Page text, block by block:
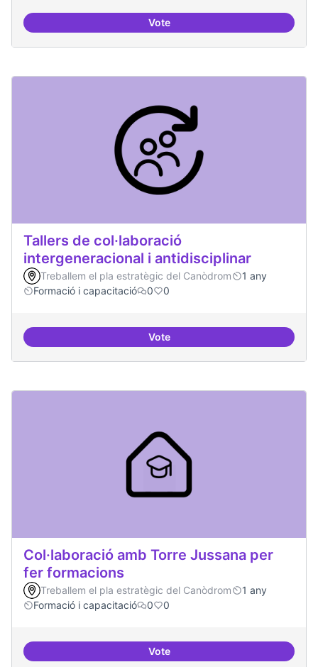
VoteConsolidar oferta antena
Tallers de col·laboració
intergeneracional i antidisciplinar
Treballem el pla estratègic del Canòdrom
1 any
Formació i capacitació
0 0
VoteTallers de col·laboració
Col·laboració amb Torre Jussana per
fer formacions
Treballem el pla estratègic del Canòdrom
1 any
Formació i capacitació
0 0
VoteCol·laboració amb Torre